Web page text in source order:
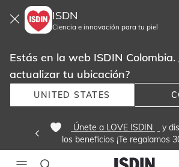
ISDN
Ciencia e innovación para tu piel
Estás en la web ISDIN Colombia.
actualizar tu ubicación?
UNITED STATES
Únete a LOVE ISDIN
y
los beneficios ¡Te regalamos